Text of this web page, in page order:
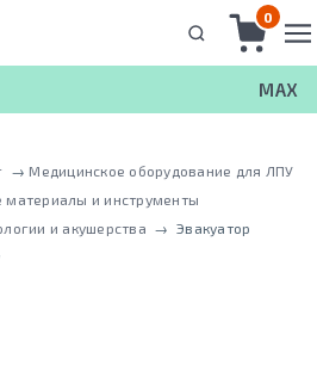
0
MAX
→ Медицинское оборудование для ЛПУ
материалы и инструменты
и акушерства → Эвакуатор